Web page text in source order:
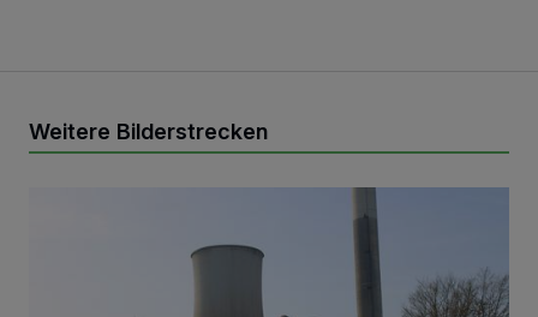
Weitere Bilderstrecken